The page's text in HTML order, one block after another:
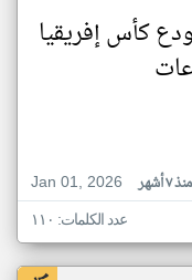
كأس إفريقيا
Jan 01, 2026
منذ ٧ أشهر
عدد الكلمات: ١١٠